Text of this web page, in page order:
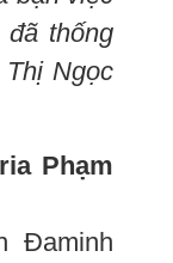
thống
Ngọc
Phạm
Đaminh